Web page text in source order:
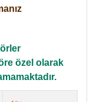
özel olarak